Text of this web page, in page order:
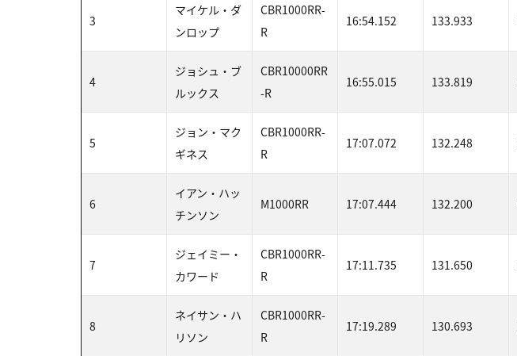
3
マイケル・ダ
ンロップ
CBR1000RR-
R
16:54.152 133.933
4
ジョシュ・ブ
ルックス
CBR10000RR
-R
16:55.015 133.819
5
ジョン・マク
ギネス
CBR1000RR-
R
17:07.072 132.248
6
イアン・ハッ
チンソン
M1000RR 17:07.444 132.200
7
ジェイミー・
カワード
CBR1000RR-
R
17:11.735 131.650
8
ネイサン・ハ
リソン
CBR1000RR-
R
17:19.289 130.693